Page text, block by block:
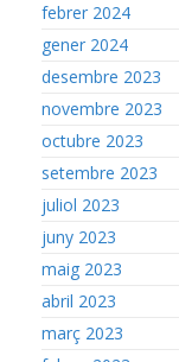
febrer 2024
gener 2024
desembre 2023
novembre 2023
octubre 2023
setembre 2023
juliol 2023
juny 2023
maig 2023
abril 2023
març 2023